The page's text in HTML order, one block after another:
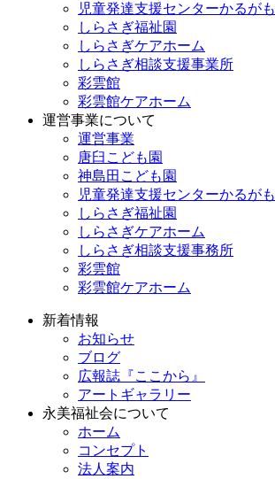
児童発達支援センターかるがも
しらさぎ福祉園
しらさぎケアホーム
しらさぎ相談支援事業所
彩雲館
彩雲館ケアホーム
運営事業について
運営事業
唐臼こども園
神島田こども園
児童発達支援センターかるがも
しらさぎ福祉園
しらさぎケアホーム
しらさぎ相談支援事務所
彩雲館
彩雲館ケアホーム
新着情報
お知らせ
ブログ
広報誌『ここから』
アートギャラリー
永美福祉会について
ホーム
コンセプト
法人案内